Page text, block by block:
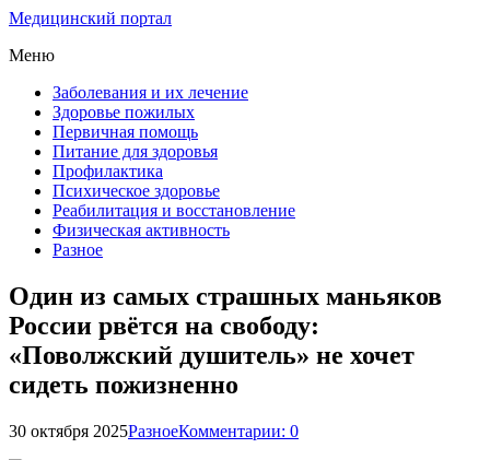
Медицинский портал
Меню
Заболевания и их лечение
Здоровье пожилых
Первичная помощь
Питание для здоровья
Профилактика
Психическое здоровье
Реабилитация и восстановление
Физическая активность
Разное
Один из самых страшных маньяков
России рвётся на свободу:
«Поволжский душитель» не хочет
сидеть пожизненно
30 октября 2025РазноеКомментарии: 0